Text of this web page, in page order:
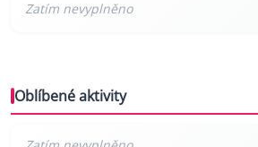
Oblíbené aktivity